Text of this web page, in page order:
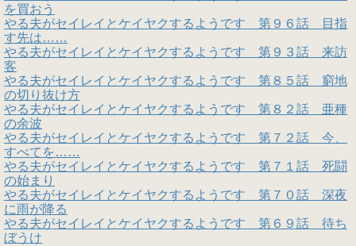
を買おう
やる夫がセイレイとケイヤクするようです 第９６話 目指
す先は……
やる夫がセイレイとケイヤクするようです 第９３話 来訪
客
やる夫がセイレイとケイヤクするようです 第８５話 窮地
の切り抜け方
やる夫がセイレイとケイヤクするようです 第８２話 亜種
の余波
やる夫がセイレイとケイヤクするようです 第７２話 今、
すべてを……
やる夫がセイレイとケイヤクするようです 第７１話 死闘
の始まり
やる夫がセイレイとケイヤクするようです 第７０話 深夜
に雨が降る
やる夫がセイレイとケイヤクするようです 第６９話 待ち
ぼうけ